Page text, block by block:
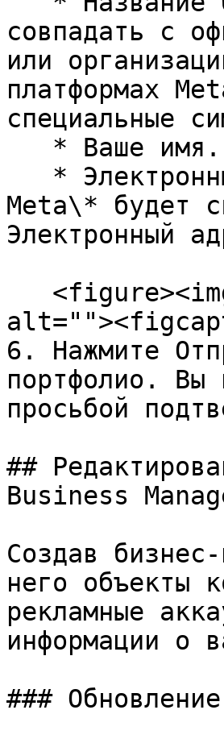
совпадать с
или
платформах
специальные
Meta\* будет
Электронный
6. Нажмите
портфолио. Вы
просьбой
##
Business
Создав
него объекты
рекламные
информации о
###